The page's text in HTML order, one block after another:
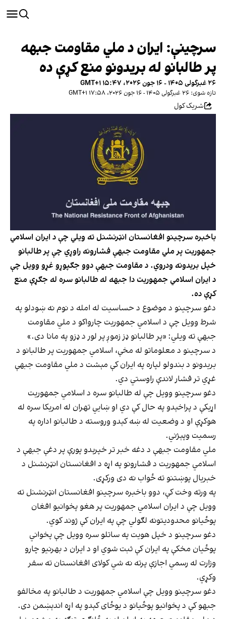
سرچینې: ایران د ملي مقاومت جبهه
پر طالبانو له بریدونو منع کړې ده
۲۶ غبرگولی ۱۴۰۵ - ۱۶ جون ۲۰۲۶، ۱۵:۴۷ GMT+۱
تازه شوی: ۲۶ غبرگولی ۱۴۰۵ - ۱۶ جون ۲۰۲۶، ۱۷:۵۸ GMT+۱
شریک کول
باخبره سرچینو افغانستان انټرنشنل ته ویلي چې د ایران اسلامي
جمهوریت پر ملي مقاومت جبهې فشارونه راوړي چې پر طالبانو
خپل بریدونه ودروي. د مقاومت جبهې دوو جګپوړو غړو وویل چې
د ایران اسلامي جمهوریت دا جبهه له طالبانو سره له جګړې منع
کړې ده.
دغو سرچینو د موضوع د حساسیت له امله د نوم نه ښودلو په
شرط وویل چې د اسلامي جمهوریت چارواکو د ملي مقاومت
جبهې ته ویلي: «پر طالبانو ډز زموږ پر لور د ډزو په مانا دی.»
د سرچینو د معلوماتو له مخې، اسلامي جمهوریت پر طالبانو د
بریدونو د بندولو لپاره په ایران کې مېشت د ملي مقاومت جبهې
غړي تر فشار لاندې راوستي دي.
دغو سرچینو وویل چې له طالبانو سره د اسلامي جمهوریت
اړیکې د پراخېدو په حال کې دي او ښايي تهران له امریکا سره له
هوکړې او د وضعیت له ښه کېدو وروسته د طالبانو اداره په
رسمیت وپېژني.
ملي مقاومت جبهې د دغه خبر تر خپرېدو پورې پر دغې جبهې د
اسلامي جمهوریت د فشارونو په اړه د افغانستان انټرنشنل د
خبریال پوښتنو ته ځواب نه دی ورکړی.
په ورته وخت کې، دوو باخبره سرچینو افغانستان انټرنشنل ته
وویل چې د ایران اسلامي جمهوریت پر هغو پخوانیو افغان
پوځیانو محدودیتونه لګولي چې په ایران کې ژوند کوي.
دغو سرچینو د خپل هویت په ساتلو سره وویل چې پخواني
پوځیان مخکې په ایران کې ثبت شوي او د ایران د بهرنیو چارو
وزارت له رسمي اجازې پرته نه شي کولای افغانستان ته سفر
وکړي.
دغو سرچینو وویل چې اسلامي جمهوریت د طالبانو په مخالفو
جبهو کې د پخوانیو پوځیانو د یوځای کېدو په اړه اندېښمن دی.